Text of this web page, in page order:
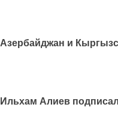
Азербайджан и
Ильхам Алиев